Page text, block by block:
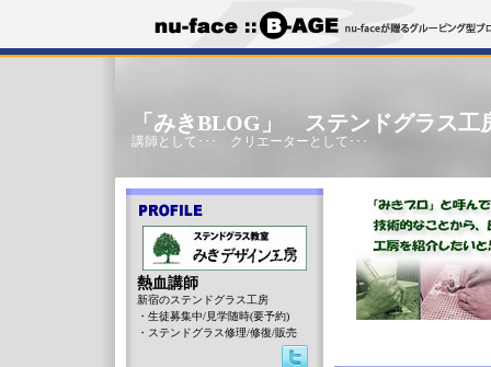
「みきBLOG」 ステンドグラス工
講師として･･･ クリエーターとして･･･
熱血講師
新宿のステンドグラス工房
・生徒募集中/見学随時(要予約)
・ステンドグラス修理/修復/販売